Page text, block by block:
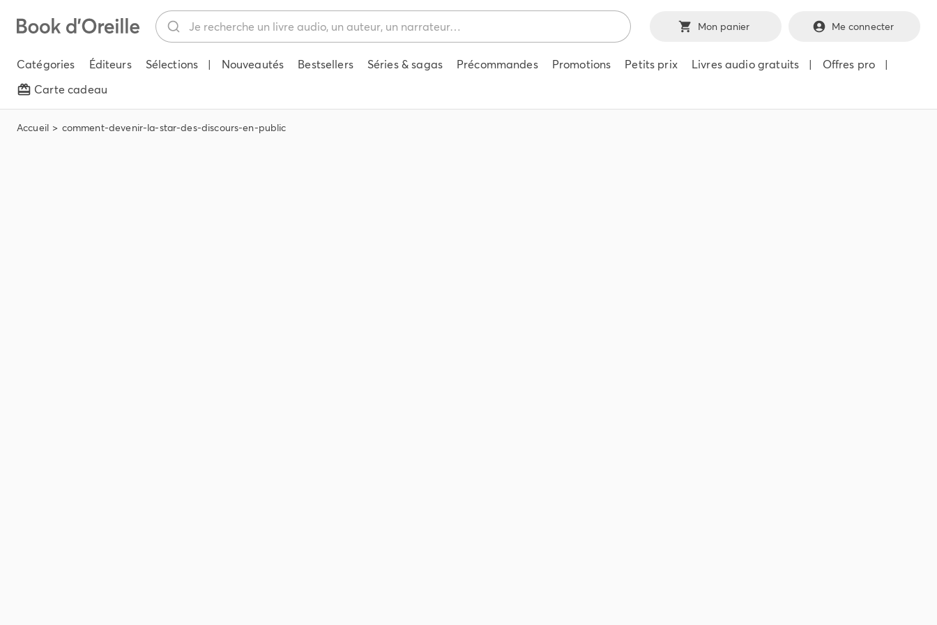
Mon panier Me connecter
Catégories Éditeurs Sélections | Nouveautés Bestsellers Séries & sagas Précommandes Promotions Petits prix Livres audio gratuits | Offres pro
|
Carte cadeau
Accueil comment-devenir-la-star-des-discours-en-public